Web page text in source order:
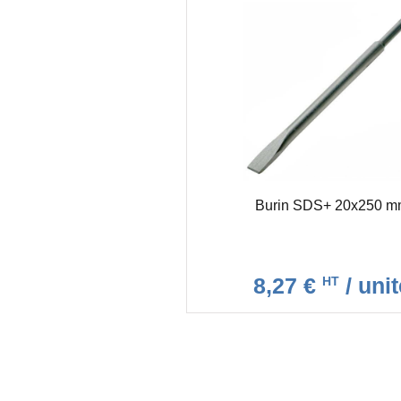
Burin SDS+ 20x250
8,27 € HT/